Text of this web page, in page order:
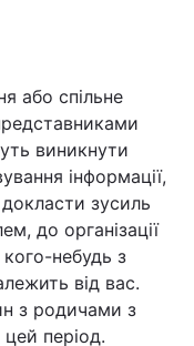
або спільне
виникнути
інформації,
зусиль
до організації
небудь з
від вас.
з родичами з
період.